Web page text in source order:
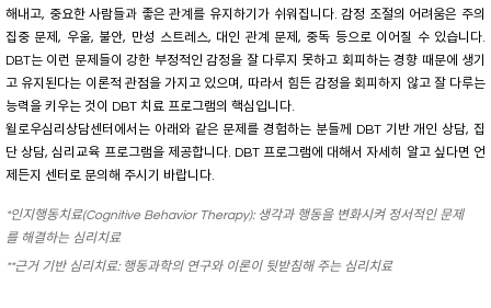
해내고, 중요한 사람들과 좋은 관계를 유지하기가 쉬워집니다. 감정 조절의 어려움은 주의
집중 문제, 우울, 불안, 만성 스트레스, 대인 관계 문제, 중독 등으로 이어질 수 있습니다.
DBT는 이런 문제들이 강한 부정적인 감정을 잘 다루지 못하고 회피하는 경향 때문에 생기
고 유지된다는 이론적 관점을 가지고 있으며, 따라서 힘든 감정을 회피하지 않고 잘 다루는
능력을 키우는 것이 DBT 치료 프로그램의 핵심입니다.
윌로우심리상담센터에서는 아래와 같은 문제를 경험하는 분들께 DBT 기반 개인 상담, 집
단 상담, 심리교육 프로그램을 제공합니다. DBT 프로그램에 대해서 자세히 알고 싶다면 언
제든지 센터로 문의해 주시기 바랍니다.
*인지행동치료(Cognitive Behavior Therapy): 생각과 행동을 변화시켜 정서적인 문제
를 해결하는 심리치료
**근거 기반 심리치료: 행동과학의 연구와 이론이 뒷받침해 주는 심리치료